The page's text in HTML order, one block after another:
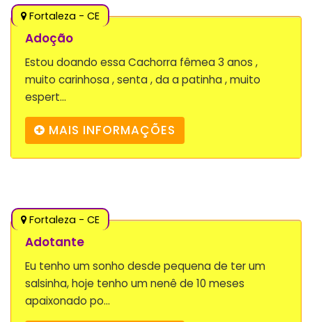
Fortaleza - CE
Adoção
Estou doando essa Cachorra fêmea 3 anos ,
muito carinhosa , senta , da a patinha , muito
espert...
MAIS INFORMAÇÕES
Fortaleza - CE
Adotante
Eu tenho um sonho desde pequena de ter um
salsinha, hoje tenho um nenê de 10 meses
apaixonado po...